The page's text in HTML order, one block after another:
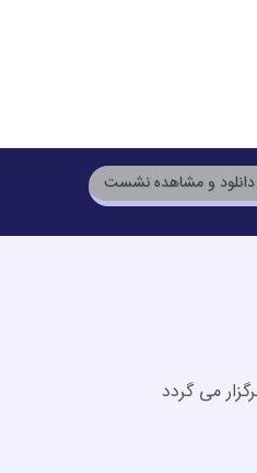
دانلود و مشاهده نشست